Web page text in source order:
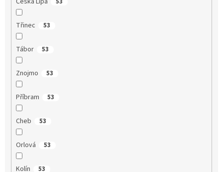
Třinec 53
Tábor 53
Znojmo 53
Příbram 53
Cheb 53
Orlová 53
Kolín 53